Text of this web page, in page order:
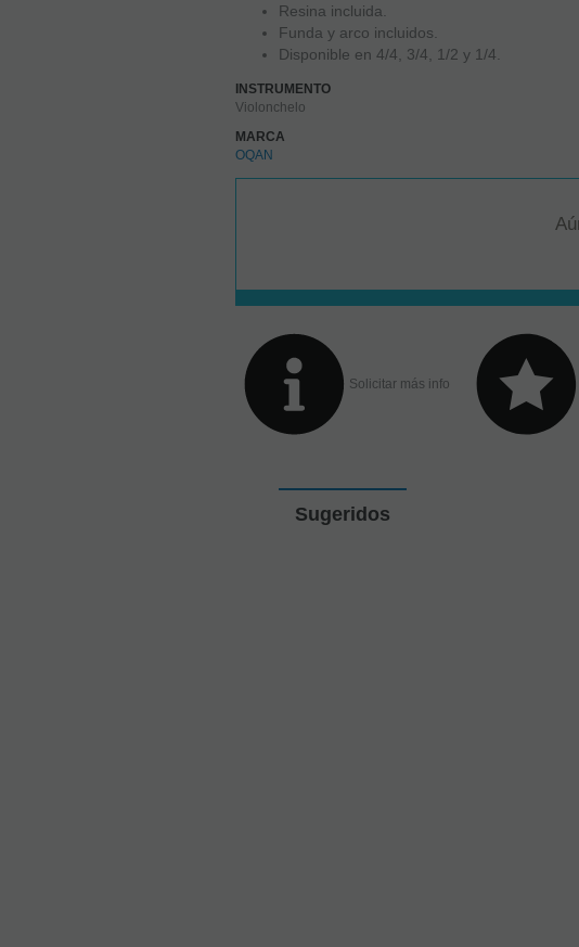
Resina incluida.
Funda y arco incluidos.
Disponible en 4/4, 3/4, 1/2 y 1/4.
INSTRUMENTO
Violonchelo
MARCA
OQAN
Solicitar más info
Sugeridos